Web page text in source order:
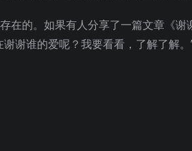
在的。如果有人分享了一篇文章《
谢谁的爱呢？我要看看，了解了解。